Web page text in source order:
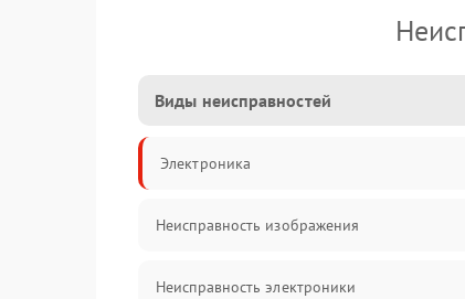
Виды неисправностей
Электроника
Неисправность изображения
Неисправность электроники